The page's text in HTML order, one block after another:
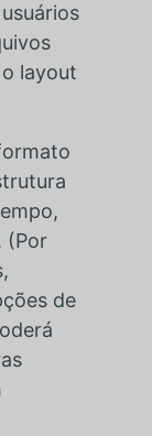
layout
(Por
de